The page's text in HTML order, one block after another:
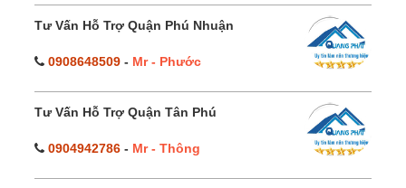
Tư Vấn Hỗ Trợ Quận Phú Nhuận
0908648509 - Mr - Phước
Tư Vấn Hỗ Trợ Quận Tân Phú
0904942786 - Mr - Thông